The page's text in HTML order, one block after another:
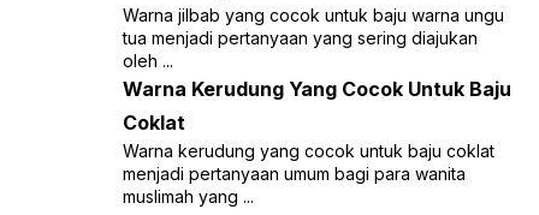
Warna jilbab yang cocok untuk baju warna ungu
tua menjadi pertanyaan yang sering diajukan
oleh ...
Warna Kerudung Yang Cocok Untuk Baju
Coklat
Warna kerudung yang cocok untuk baju coklat
menjadi pertanyaan umum bagi para wanita
muslimah yang ...